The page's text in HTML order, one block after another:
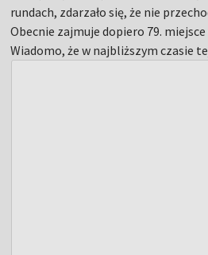
rundach, zdarzało się, że nie
Obecnie zajmuje dopiero 79.
Wiadomo, że w najbliższym czasie